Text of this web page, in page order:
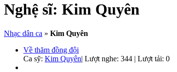
Nghệ sĩ: Kim Quyên
Nhạc dân ca » Kim Quyên
Về thăm đồng đội
Ca sỹ: Kim Quyên| Lượt nghe: 344 | Lượt tải: 0